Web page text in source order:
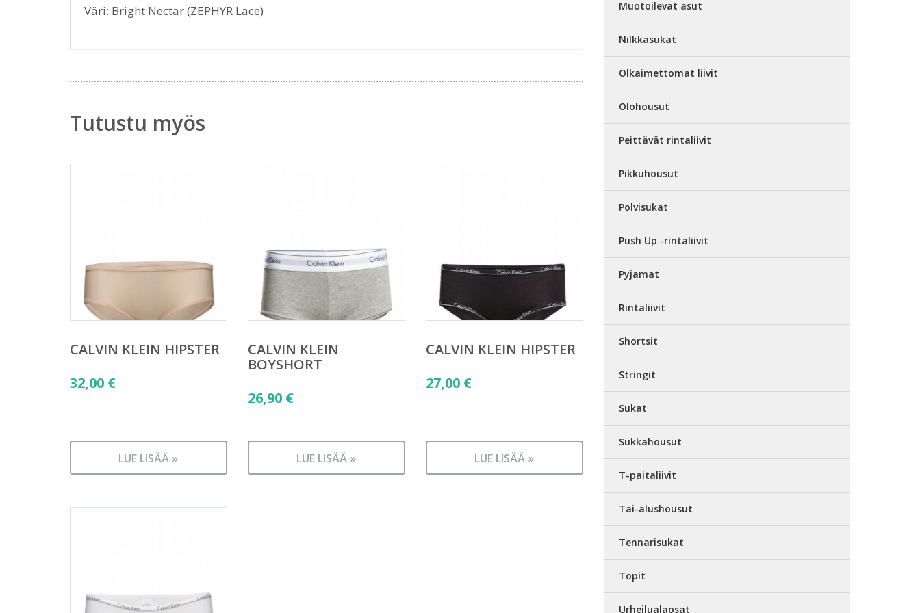
Väri: Bright Nectar (ZEPHYR Lace)
Tutustu myös
CALVIN KLEIN HIPSTER
32,00 €
LUE LISÄÄ »
CALVIN KLEIN
BOYSHORT
26,90 €
LUE LISÄÄ »
CALVIN KLEIN HIPSTER
27,00 €
LUE LISÄÄ »
Muotoilevat asut
Nilkkasukat
Olkaimettomat liivit
Olohousut
Peittävät rintaliivit
Pikkuhousut
Polvisukat
Push Up -rintaliivit
Pyjamat
Rintaliivit
Shortsit
Stringit
Sukat
Sukkahousut
T-paitaliivit
Tai-alushousut
Tennarisukat
Topit
Urheilualaosat